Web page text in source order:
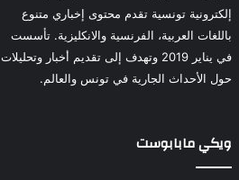
إلكترونية تونسية تقدم محتوى إخباري متنوع
باللغات العربية، الفرنسية والانكليزية. تأسست
في يناير 2019 وتهدف إلى تقديم أخبار وتحليلات
حول الأحداث الجارية في تونس والعالم.
ويكي مابابوست